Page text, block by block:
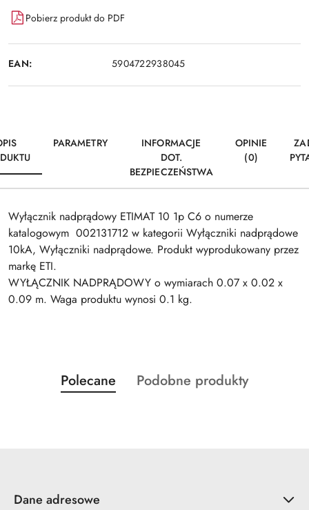
Pobierz produkt do PDF
EAN: 5904722938045
PARAMETRY
INFORMACJE
DOT.
BEZPIECZEŃSTWA
OPINIE
(0)
Wyłącznik nadprądowy ETIMAT 10 1p C6 o numerze
katalogowym 002131712 w kategorii Wyłączniki nadprądowe
10kA, Wyłączniki nadprądowe. Produkt wyprodukowany przez
markę ETI.
WYŁĄCZNIK NADPRĄDOWY o wymiarach 0.07 x 0.02 x
0.09 m. Waga produktu wynosi 0.1 kg.
Pomiń karuzelę produktów
Produkty
o
Polecane
Produkty
Podobne produkty
Dane adresowe